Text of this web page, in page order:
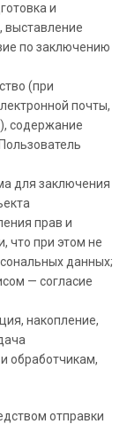
и
выставление
по заключению
(при
почты,
содержание
для заключения
прав и
что при этом не
данных;
— согласие
накопление,
обработчикам,
отправки